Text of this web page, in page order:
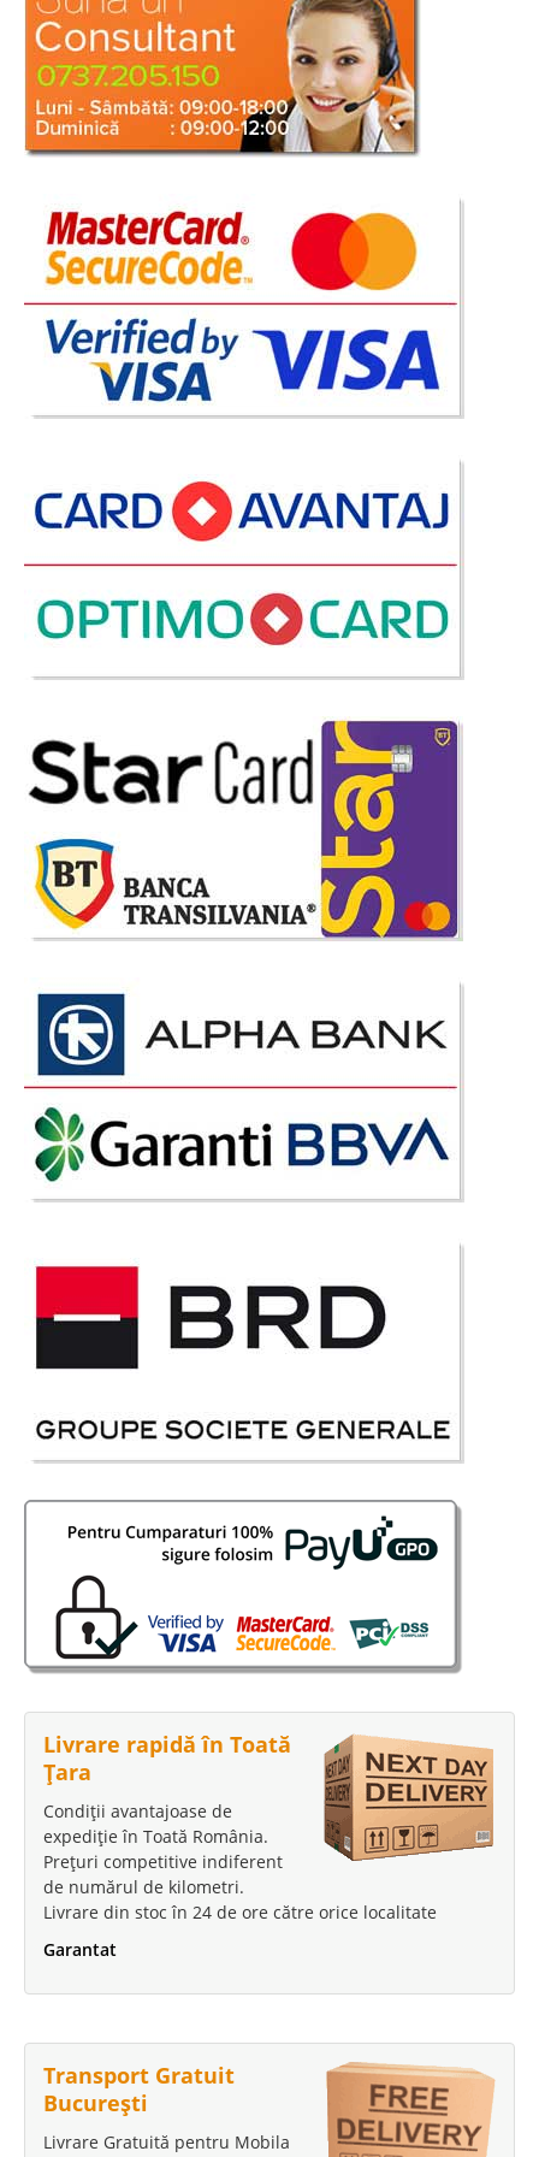
Burgundy - Bordo - Lilya
Canapele extensibile de 3 locuri cu lada pt. lenjerie – New Lilya – Bordo –
Burgundy Gama de canapele New Lilya s-a impus rapid in top vanzari
canapele extensibile cu lada pentru depozitarea lenjeriei iar oferta de pret
nu s-a lasat asteptata. Daca sunteti..
Stoc Epuizat - Indisponibil
Adauga la Favorite
-19%
Canapea Extensibila 3 locuri cu lada
depozitare Oscar
Canapele extensibile de 3 locuri cu lada de depozitare ⭐ Oscar
Combinatia de crem si bej impreuna cu modelul deosebit al liniei de
canapele si fotolii extensibile Oscar impreuna cu oferta de pret foarte
avantajoasa transforma gama Oscar intr-o alegere sigura. &nbs..
Compara
2.652 Lei
Pret Redus2.157 Lei
Adauga la Favorite
depozitare Troy vizon
Troy vizon – nurca Troy este o canapea extensibila de 3 locuri cu lada
depozitare croita pe un model deosebit ce combina culoarea vizon, bej-
maro cu insertia placuta de contur a b..
3.234 Lei
Adauga la Favorite
-26%
Power Brown
Canapea Extensibila ieftina cu 3 locuri si lada pt. lenjerie – Power Dark
Brown Cu un raport calitate pret imbatabil seria de canapele Power s-a
facut remarcata in scurt timp in oferta de canapele ieftine de calitate.
Livrare rapidă în Toată
Țara
Condiții avantajoase de
expediție în Toată România.
Prețuri competitive indiferent
de numărul de kilometri.
Livrare din stoc în 24 de ore către orice localitate
Garantat
Transport Gratuit
București
Livrare Gratuită pentru Mobila